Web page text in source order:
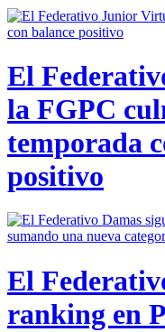
El
la FGPC
temporada
positivo
El
ranking en